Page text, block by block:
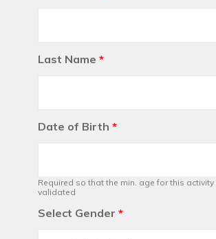
Last Name *
Date of Birth *
Required so that the min. age for this activity
validated
Select Gender *